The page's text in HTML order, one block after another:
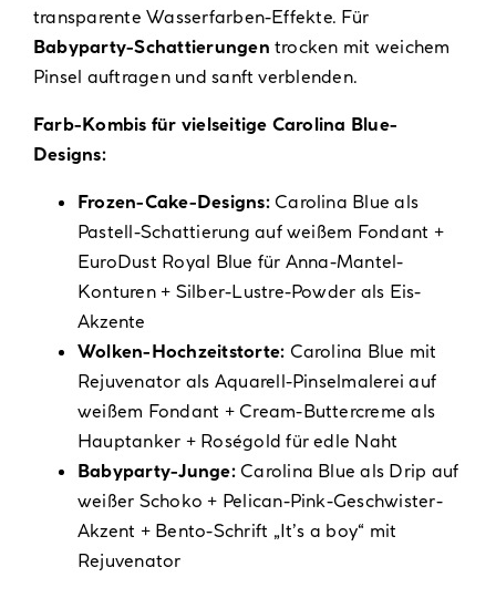
transparente Wasserfarben-Effekte. Für
Babyparty-Schattierungen trocken mit weichem
Pinsel auftragen und sanft verblenden.
Farb-Kombis für vielseitige Carolina Blue-
Designs:
Frozen-Cake-Designs:Carolina Blue als
Pastell-Schattierung auf weißem Fondant +
EuroDust Royal Blue für Anna-Mantel-
Konturen + Silber-Lustre-Powder als Eis-
Akzente
Wolken-Hochzeitstorte: Carolina Blue mit
Rejuvenator als Aquarell-Pinselmalerei auf
weißem Fondant + Cream-Buttercreme als
Hauptanker + Roségold für edle Naht
Babyparty-Junge:Carolina Blue als Drip auf
weißer Schoko + Pelican-Pink-Geschwister-
Akzent + Bento-Schrift „It’s a boy“ mit
Rejuvenator